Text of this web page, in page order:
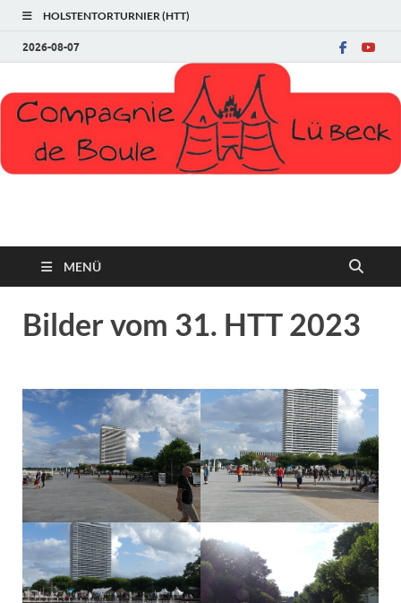
HOLSTENTORTURNIER (HTT)
2026-08-07
Compagnie de Boule
MENÜ
Bilder vom 31. HTT 2023